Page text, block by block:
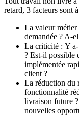
retard, 3 facteurs sont
La valeur
demandée ? A-
La criticité : Y
? Est-il possible
implémentée
client ?
La réduction du
fonctionnalité
livraison future
nouvelles